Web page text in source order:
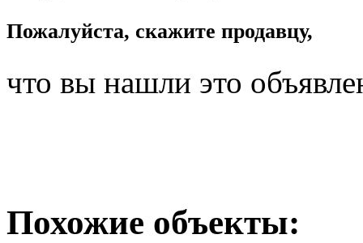
Пожалуйста, скажите продавцу,
что вы нашли это
Похожие объекты: